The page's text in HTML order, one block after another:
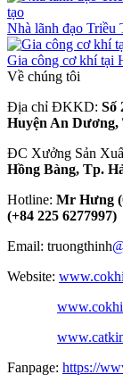
Nhà lãnh đạo Triều
Gia công cơ khí tại
Về chúng tôi
Địa chỉ ĐKKD: Số
Huyện An Dương,
ĐC Xưởng Sản
Hồng Bàng, Tp.
Hotline: Mr Hưng
(+84 225 6277997)
Email: truongthinh
Website:
Fanpage: https://